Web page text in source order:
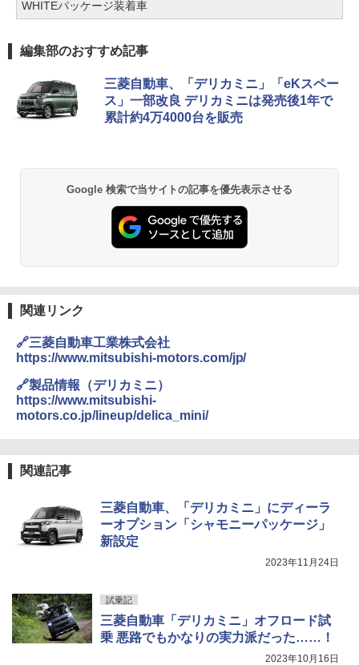
WHITEパッケージ装着車
編集部のおすすめ記事
三菱自動車、「デリカミニ」「eKスペー
ス」一部改良 デリカミニは発売後1年で
累計約4万4000台を販売
Google 検索で当サイトの記事を優先表示させる
関連リンク
🔗三菱自動車工業株式会社
https://www.mitsubishi-motors.com/jp/
🔗製品情報（デリカミニ）
https://www.mitsubishi-
motors.co.jp/lineup/delica_mini/
関連記事
三菱自動車、「デリカミニ」にディーラ
ーオプション「シャモニーパッケージ」
新設定
2023年11月24日
試乗記
三菱自動車「デリカミニ」オフロード試
乗 悪路でもかなりの実力派だった……！
2023年10月16日